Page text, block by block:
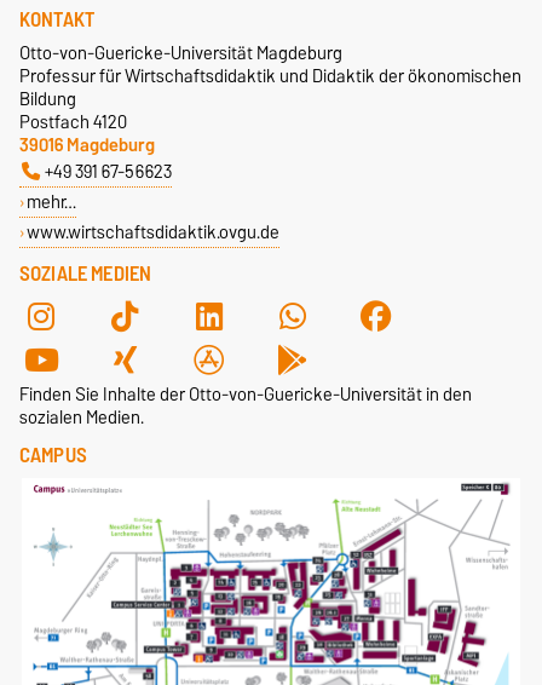
SOZIALE MEDIEN
Finden Sie Inhalte der Otto-von-Guericke-Universität in den
sozialen Medien.
KONTAKT
Otto-von-Guericke-Universität Magdeburg
Professur für Wirtschaftsdidaktik und Didaktik der ökonomischen
Bildung
Postfach 4120
39016 Magdeburg
+49 391 67-56623
mehr…
www.wirtschaftsdidaktik.ovgu.de
CAMPUS